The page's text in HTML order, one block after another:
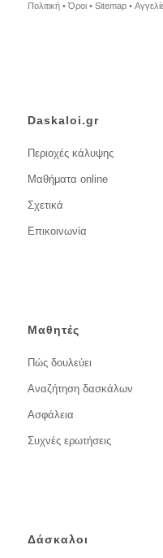
Πολιτική •Όροι • Sitemap •
Daskaloi.gr
Περιοχές κάλυψης
Μαθήματα online
Σχετικά
Επικοινωνία
Μαθητές
Πώς δουλεύει
Αναζήτηση δασκάλων
Ασφάλεια
Συχνές ερωτήσεις
Δάσκαλοι